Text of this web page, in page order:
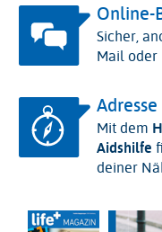
Online-
Sicher,
Mail oder
Mit dem
Aidshilfe
deiner